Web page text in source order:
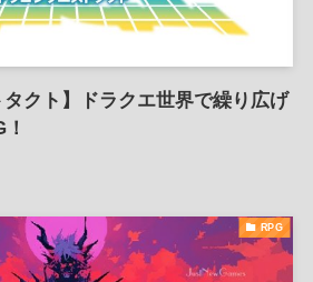
タクト】ドラクエ世界で繰り広げ
RPG